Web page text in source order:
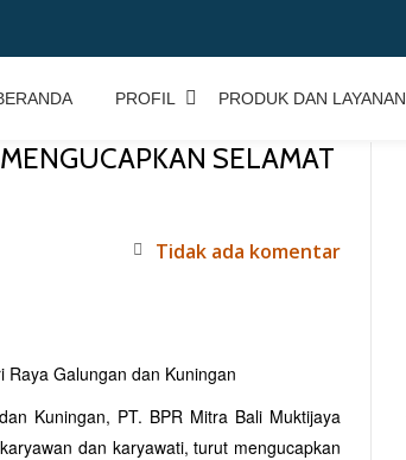
PROFIL PRODUK DAN LAYANAN
SELAMAT
Tidak ada komentar
Raya Galungan dan Kuningan
Kuningan, PT. BPR Mitra Bali Muktijaya
dan karyawati, turut mengucapkan